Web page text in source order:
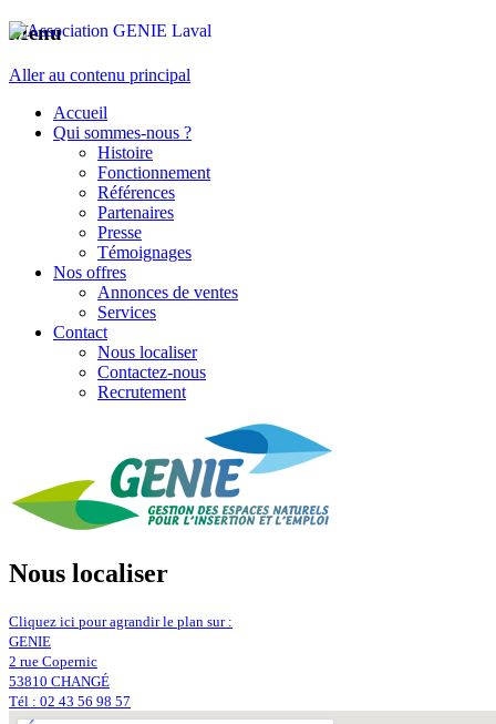
Menu
Aller au contenu principal
Accueil
Qui sommes-nous ?
Histoire
Fonctionnement
Références
Partenaires
Presse
Témoignages
Nos offres
Annonces de ventes
Services
Contact
Nous localiser
Contactez-nous
Recrutement
Nous localiser
Cliquez ici pour agrandir le plan sur :
GENIE
2 rue Copernic
53810 CHANGÉ
Tél : 02 43 56 98 57